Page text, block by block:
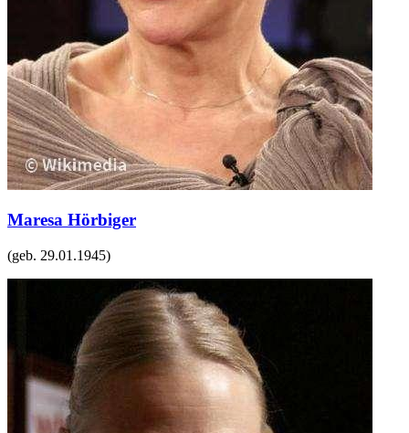
Maresa Hörbiger
(geb. 29.01.1945)